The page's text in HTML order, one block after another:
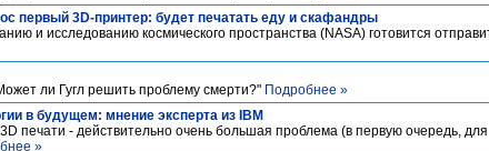
первый 3D-принтер: будет печатать еду и скафандры
и исследованию космического пространства (NASA) готовится
ли Гугл решить проблему смерти?" Подробнее »
в будущем: мнение эксперта из IBM
печати - действительно очень большая проблема (в первую очередь, для
»